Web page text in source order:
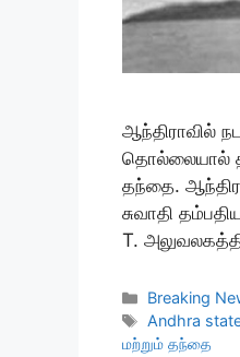
ஆந்திராவில்
தொல்லையால்
தந்தை.
சுவாதி
T.
Categories
Breaking
Tags
Andhra
மற்றும் தந்தை